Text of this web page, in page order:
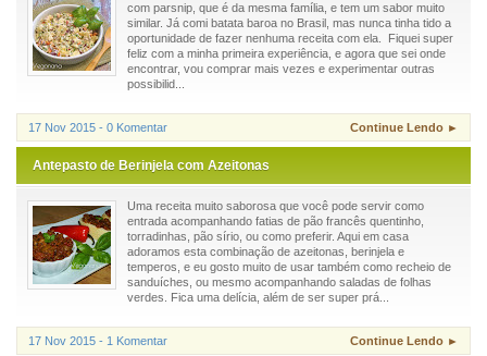
com parsnip, que é da mesma família, e tem um sabor muito
similar. Já comi batata baroa no Brasil, mas nunca tinha tido a
oportunidade de fazer nenhuma receita com ela. Fiquei super
feliz com a minha primeira experiência, e agora que sei onde
encontrar, vou comprar mais vezes e experimentar outras
possibilid...
17 Nov 2015 - 0 Komentar Continue Lendo ►
Antepasto de Berinjela com Azeitonas
Uma receita muito saborosa que você pode servir como
entrada acompanhando fatias de pão francês quentinho,
torradinhas, pão sírio, ou como preferir. Aqui em casa
adoramos esta combinação de azeitonas, berinjela e
temperos, e eu gosto muito de usar também como recheio de
sanduíches, ou mesmo acompanhando saladas de folhas
verdes. Fica uma delícia, além de ser super prá...
17 Nov 2015 - 1 Komentar Continue Lendo ►